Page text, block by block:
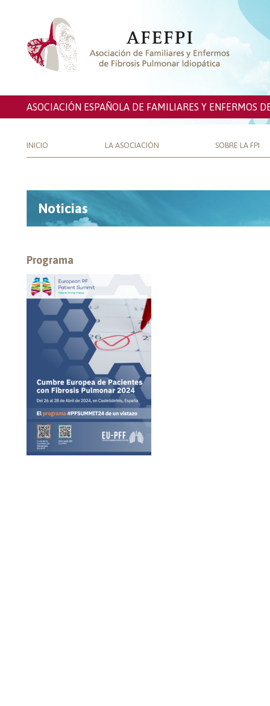
ASOCIACIÓN ESPAÑOLA DE FAMILIARES Y ENFERMOS
INICIO LA ASOCIACIÓN SOBRE LA FPI
Noticias
Programa